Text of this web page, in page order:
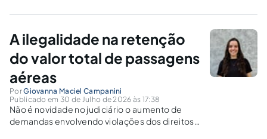
da Federação da Indústria do Estado do Rio de
felipe.campana@hotmail.comRESUMOO
artigo analisa a gestão pública das praças no
Rio de...
A ilegalidade na retenção
do valor total de passagens
aéreas
PorGiovanna Maciel Campanini
Publicado em 30 de Julho de 2026 às 17:38
Não é novidade no judiciário o aumento de
demandas envolvendo violações dos direitos